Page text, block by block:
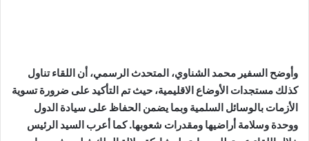
وأوضح السفير محمد الشناوي، المتحدث الرسمي، أن اللقاء تناول
كذلك مستجدات الأوضاع الاقليمية، حيث تم التأكيد على ضرورة تسوية
الأزمات بالوسائل السلمية وبما يضمن الحفاظ على سيادة الدول
ووحدة وسلامة أراضيها ومقدرات شعوبها. كما أعرب السيد الرئيس